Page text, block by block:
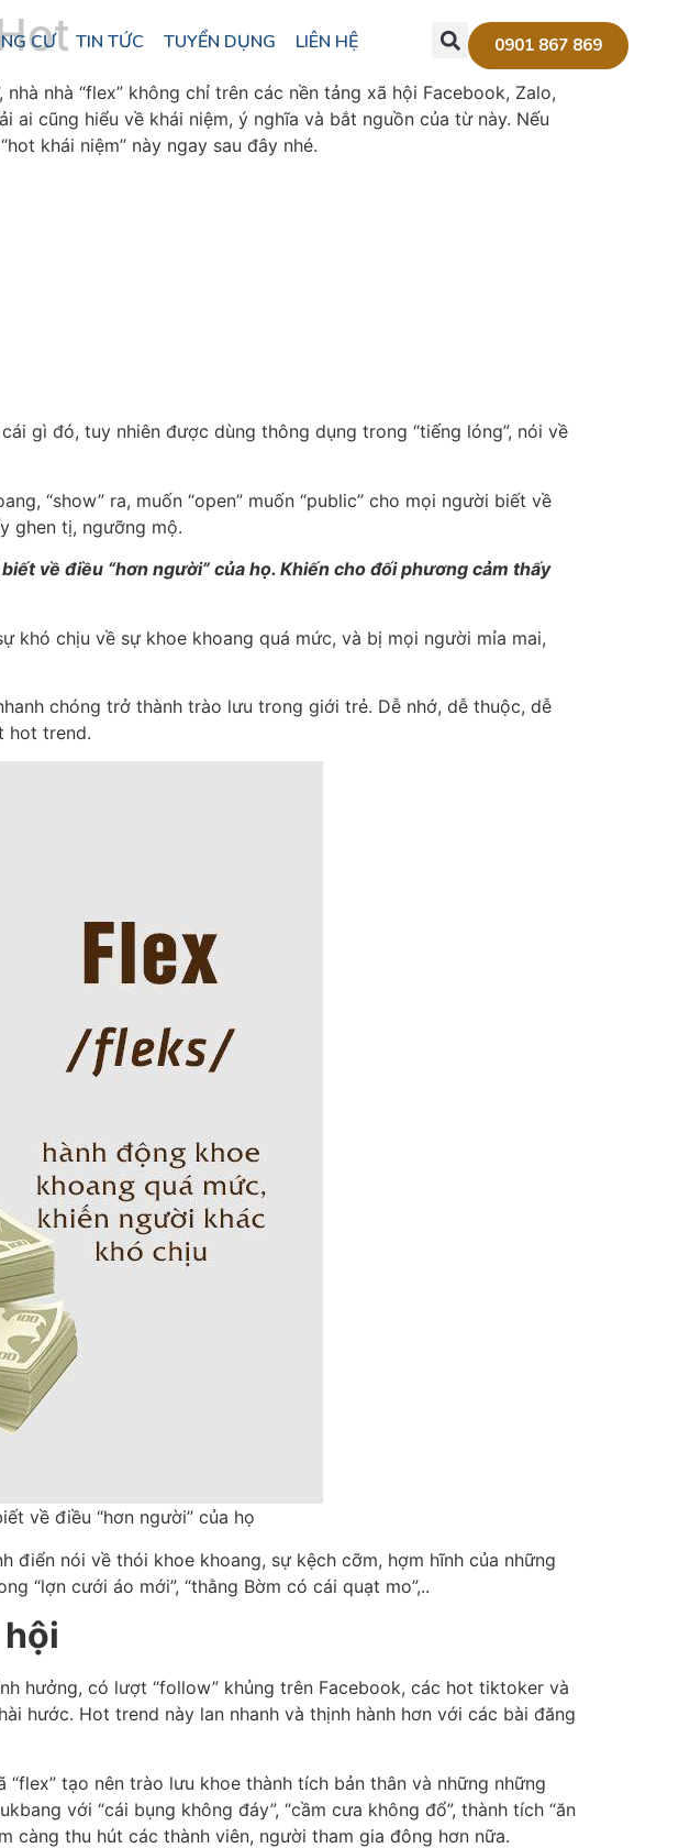
CƯ TIN TỨC TUYỂN DỤNG LIÊN HỆ 0901 867 869
nhà “flex” không chỉ trên các nền tảng xã hội Facebook, Zalo,
cũng hiểu về khái niệm, ý nghĩa và bắt nguồn của từ này. Nếu
khái niệm” này ngay sau đây nhé.
gì đó, tuy nhiên được dùng thông dụng trong “tiếng lóng”, nói về
“show” ra, muốn “open” muốn “public” cho mọi người biết về
ghen tị, ngưỡng mộ.
về điều “hơn người” của họ. Khiến cho đối phương cảm thấy
chịu về sự khoe khoang quá mức, và bị mọi người mỉa mai,
chóng trở thành trào lưu trong giới trẻ. Dễ nhớ, dễ thuộc, dễ
hot trend.
về điều “hơn người” của họ
điển nói về thói khoe khoang, sự kệch cỡm, hợm hĩnh của những
“lợn cưới áo mới”, “thằng Bờm có cái quạt mo”,..
hưởng, có lượt “follow” khủng trên Facebook, các hot tiktoker và
hước. Hot trend này lan nhanh và thịnh hành hơn với các bài đăng
tạo nên trào lưu khoe thành tích bản thân và những những
với “cái bụng không đáy”, “cầm cưa không đổ”, thành tích “ăn
càng thu hút các thành viên, người tham gia đông hơn nữa.